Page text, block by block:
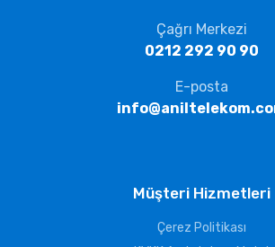
Çağrı Merkezi
0212 292 90 90
E-posta
Müşteri Hizmetleri
Çerez Politikası